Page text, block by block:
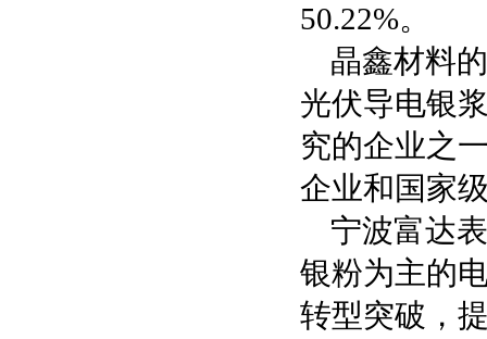
50.22%。
晶鑫材料
光伏导电银
究的企业之
企业和国家
宁波富达
银粉为主的
转型突破，